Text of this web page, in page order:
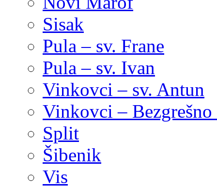
Sisak
Pula – sv. Frane
Pula – sv. Ivan
Vinkovci – sv. Antun
Vinkovci –
Split
Šibenik
Vis